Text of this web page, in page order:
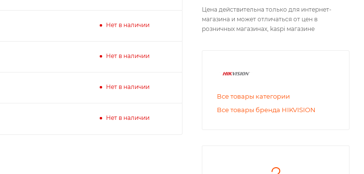
Нет в наличии
Нет в наличии
Нет в наличии
Нет в наличии
Цена действительна только для интернет-
магазина и может отличаться от цен в
розничных магазинах, kaspi магазине
Все товары категории
Все товары бренда HIKVISION